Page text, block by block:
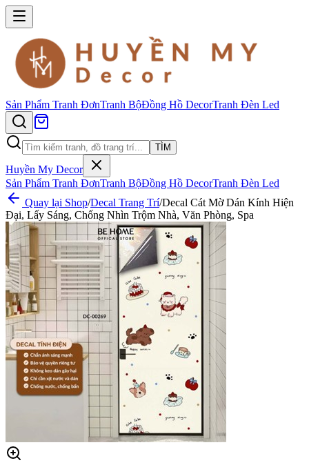
Sản Phẩm Tranh ĐơnTranh BộĐồng Hồ DecorTranh Đèn Led
TÌM
Huyền My Decor
Sản Phẩm Tranh ĐơnTranh BộĐồng Hồ DecorTranh Đèn Led
Quay lại Shop/Decal Trang Trí/Decal Cát Mờ Dán Kính Hiện
Đại, Lấy Sáng, Chống Nhìn Trộm Nhà, Văn Phòng, Spa